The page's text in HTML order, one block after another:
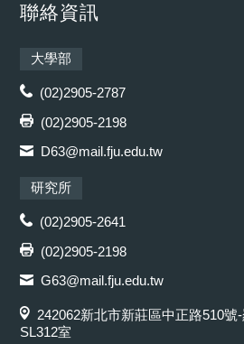
聯絡資訊
大學部
(02)2905-2787
(02)2905-2198
D63@mail.fju.edu.tw
研究所
(02)2905-2641
(02)2905-2198
G63@mail.fju.edu.tw
242062新北市新莊區中正路510號-
SL312室